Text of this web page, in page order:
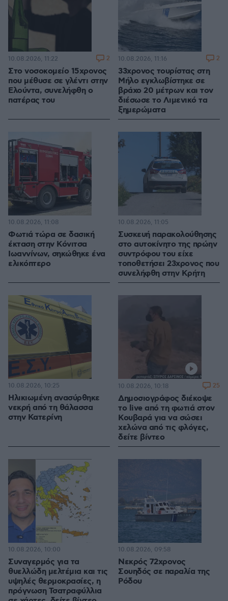
Στο νοσοκομείο 15χρονος
που μέθυσε σε γλέντι στην
Ελούντα, συνελήφθη ο
πατέρας του
10.08.2026, 11:22 2
33χρονος τουρίστας στη
Μήλο εγκλωβίστηκε σε
βράχο 20 μέτρων και τον
διέσωσε το Λιμενικό τα
ξημερώματα
10.08.2026, 11:16 2
Φωτιά τώρα σε δασική
έκταση στην Κόνιτσα
Ιωαννίνων, σηκώθηκε ένα
ελικόπτερο
10.08.2026, 11:08
Συσκευή παρακολούθησης
στο αυτοκίνητο της πρώην
συντρόφου του είχε
τοποθετήσει 23χρονος που
συνελήφθη στην Κρήτη
10.08.2026, 11:05
Ηλικιωμένη ανασύρθηκε
νεκρή από τη θάλασσα
στην Κατερίνη
10.08.2026, 10:25
Δημοσιογράφος διέκοψε
το live από τη φωτιά στον
Κουβαρά για να σώσει
χελώνα από τις φλόγες,
δείτε βίντεο
10.08.2026, 10:18 25
Συναγερμός για τα
θυελλώδη μελτέμια και τις
υψηλές θερμοκρασίες, η
πρόγνωση Τσατραφύλλια
10.08.2026, 10:00
Νεκρός 72χρονος
Σουηδός σε παραλία της
Ρόδου
10.08.2026, 09:58